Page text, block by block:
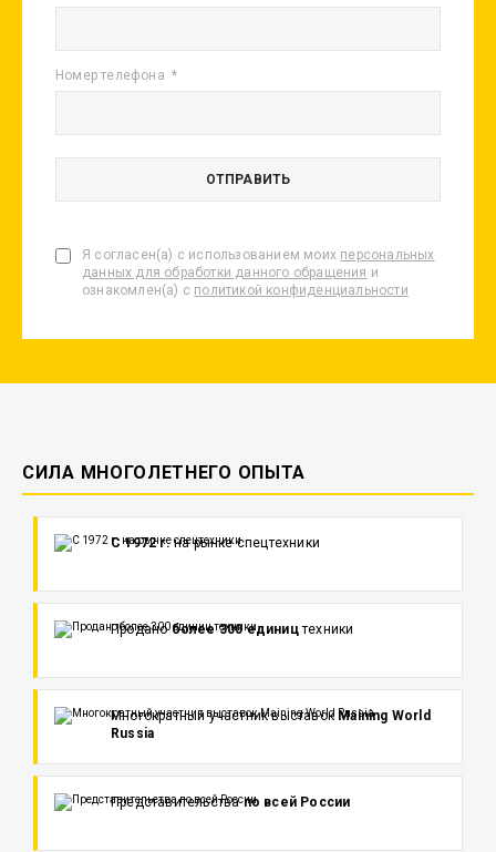
Номер телефона
Я согласен(а) с использованием моих персональных
данных для обработки данного обращения и
ознакомлен(а) с политикой конфиденциальности
СИЛА МНОГОЛЕТНЕГО ОПЫТА
С 1972 г.на рынке спецтехники
Проданоболее 300 едиництехники
Многократный участник выставок Maining World
Russia
Представительствапо всей России